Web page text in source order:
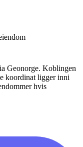
Geonorge. Koblingen
koordinat ligger inni
hvis